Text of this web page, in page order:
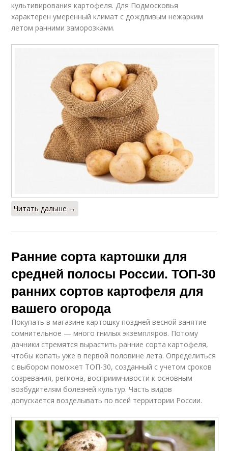
культивирования картофеля. Для Подмосковья
характерен умеренный климат с дождливым нежарким
летом ранними заморозками.
Читать дальше →
Ранние сорта картошки для
средней полосы России. ТОП-30
ранних сортов картофеля для
вашего огорода
Покупать в магазине картошку поздней весной занятие
сомнительное — много гнилых экземпляров. Потому
дачники стремятся вырастить ранние сорта картофеля,
чтобы копать уже в первой половине лета. Определиться
с выбором поможет ТОП-30, созданный с учетом сроков
созревания, региона, восприимчивости к основным
возбудителям болезней культур. Часть видов
допускается возделывать по всей территории России.